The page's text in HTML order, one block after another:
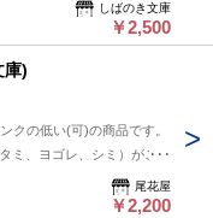
しばのき文庫
￥2,500
庫)
クの低い(可)の商品です。
ミ、ヨゴレ、シミ）がござ
るものを記載しておりま
尾花屋
￥2,200